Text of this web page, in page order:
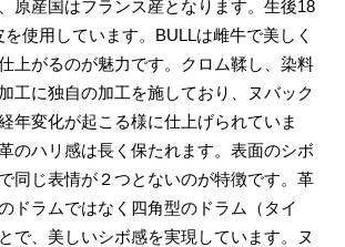
原産国はフランス産となります。生後18
使用しています。BULLは雌牛で美しく
上がるのが魅力です。クロム鞣し、染料
工に独自の加工を施しており、ヌバック
年変化が起こる様に仕上げられていま
のハリ感は長く保たれます。表面のシボ
同じ表情が２つとないのが特徴です。革
ドラムではなく四角型のドラム（タイ
で、美しいシボ感を実現しています。ヌ